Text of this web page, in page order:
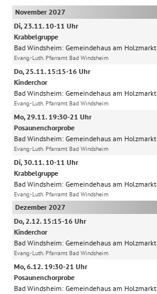
November 2027
Di, 23.11. 10-11 Uhr
Krabbelgruppe
Bad Windsheim: Gemeindehaus am Holzmarkt
Evang.-Luth. Pfarramt Bad Windsheim
Do, 25.11. 15:15-16 Uhr
Kinderchor
Bad Windsheim: Gemeindehaus am Holzmarkt
Evang.-Luth. Pfarramt Bad Windsheim
Mo, 29.11. 19:30-21 Uhr
Posaunenchorprobe
Bad Windsheim: Gemeindehaus am Holzmarkt
Evang.-Luth. Pfarramt Bad Windsheim
Di, 30.11. 10-11 Uhr
Krabbelgruppe
Bad Windsheim: Gemeindehaus am Holzmarkt
Evang.-Luth. Pfarramt Bad Windsheim
Dezember 2027
Do, 2.12. 15:15-16 Uhr
Kinderchor
Bad Windsheim: Gemeindehaus am Holzmarkt
Evang.-Luth. Pfarramt Bad Windsheim
Mo, 6.12. 19:30-21 Uhr
Posaunenchorprobe
Bad Windsheim: Gemeindehaus am Holzmarkt